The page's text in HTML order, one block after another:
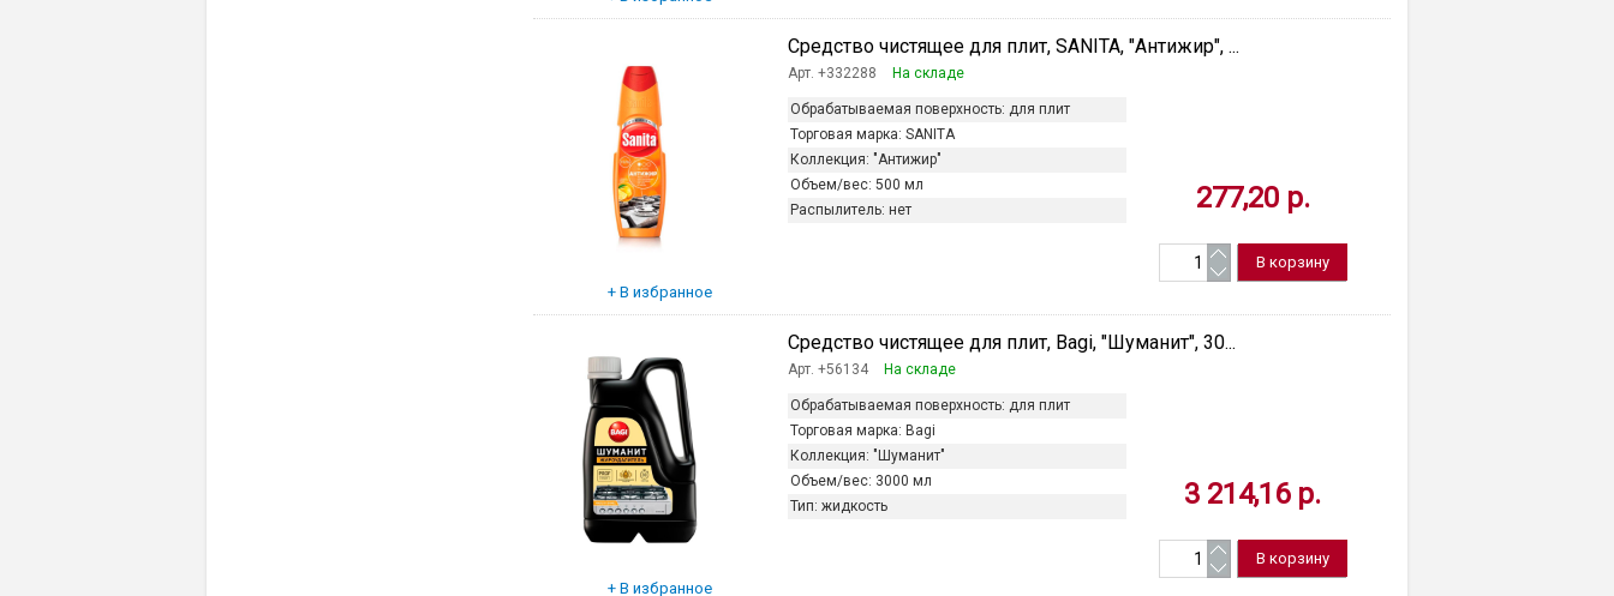
Средство чистящее для плит, SANITA, "Антижир", ...
Арт. +332288 На складе
Обрабатываемая поверхность: для плит
Торговая марка: SANITA
Коллекция: "Антижир"
Объем/вес: 500 мл
Распылитель: нет 277,20 р.
Средство чистящее для плит, Bagi, "Шуманит", 30...
Арт. +56134 На складе
Обрабатываемая поверхность: для плит
Торговая марка: Bagi
Коллекция: "Шуманит"
Объем/вес: 3000 мл
Тип: жидкость 3 214,16 р.